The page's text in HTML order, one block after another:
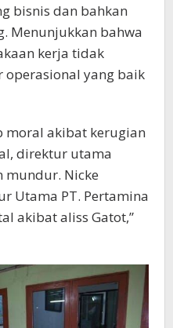
bisnis dan bahkan
Menunjukkan bahwa
kerja tidak
operasional yang baik
moral akibat kerugian
direktur utama
mundur. Nicke
Utama PT. Pertamina
akibat aliss Gatot,”